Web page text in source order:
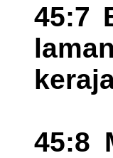
45:7
45:8